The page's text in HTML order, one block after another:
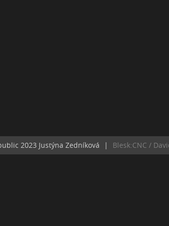
2023 Justýna Zedníková | Blesk:CNC /